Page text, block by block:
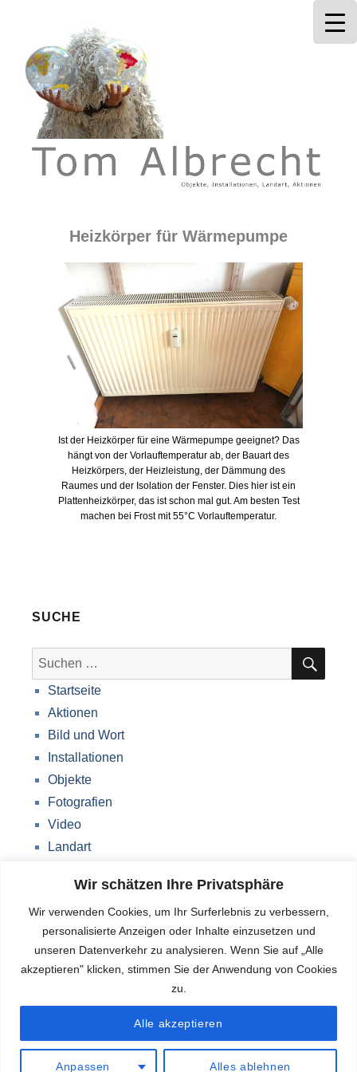
Wir schätzen Ihre Privatsphäre
Wir verwenden Cookies, um Ihr Surferlebnis zu verbessern,
personalisierte Anzeigen oder Inhalte einzusetzen und
unseren Datenverkehr zu analysieren. Wenn Sie auf „Alle
akzeptieren" klicken, stimmen Sie der Anwendung von Cookies
zu.
Anpassen Alles ablehnen
Alle akzeptieren
Tom Albrecht
Heizkörper für Wärmepumpe
Ist der Heizkörper für eine Wärmepumpe geeignet? Das
hängt von der Vorlauftemperatur ab, der Bauart des
Heizkörpers, der Heizleistung, der Dämmung des
Raumes und der Isolation der Fenster. Dies hier ist ein
Plattenheizkörper, das ist schon mal gut. Am besten Test
machen bei Frost mit 55°C Vorlauftemperatur.
SUCHE
Suche
nach:
Startseite
Aktionen
Bild und Wort
Installationen
Objekte
Fotografien
Video
Landart
Über mich
Impressum
Datenschutzerklärung
Blog
Deutsch